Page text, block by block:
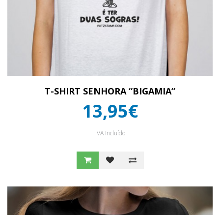
T-SHIRT SENHORA “BIGAMIA”
13,95€
IVA Incluído